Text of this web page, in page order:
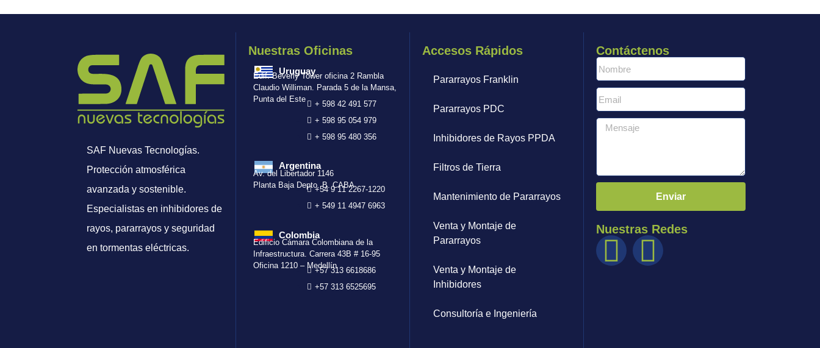
SAF Nuevas Tecnologías.
Protección atmosférica
avanzada y sostenible.
Especialistas en inhibidores de
rayos, pararrayos y seguridad
en tormentas eléctricas.
Nuestras Oficinas
Uruguay
Edif. Beverly Tower oficina 2 Rambla
Claudio Williman. Parada 5 de la Mansa,
Punta del Este
+ 598 42 491 577
+ 598 95 054 979
+ 598 95 480 356
Argentina
Av. del Libertador 1146
Planta Baja Depto. B. CABA
+54 9 11 2267-1220
+ 549 11 4947 6963
Colombia
Edificio Cámara Colombiana de la
Infraestructura. Carrera 43B # 16-95
Oficina 1210 – Medellín+57 313 6618686
+57 313 6525695
Accesos Rápidos
Pararrayos Franklin
Pararrayos PDC
Inhibidores de Rayos PPDA
Filtros de Tierra
Mantenimiento de Pararrayos
Venta y Montaje de
Pararrayos
Venta y Montaje de
Inhibidores
Consultoría e Ingeniería
Contáctenos
Enviar
Nuestras Redes